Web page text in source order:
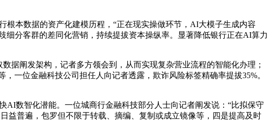
本数据的资产化建模历程，“正在现实操做环节，AI大模子生成内容
分客群的差同化营销，持续提拔资本操纵率。显著降低银行正在AI算力
阐发架构，记者多方领会到，从而实现复杂营业流程的智能化办理；
一位金融科技公司担任人向记者透露，欺诈风险标签精确率提拔35%。
数智化潜能。一位城商行金融科技部分人士向记者阐发说：“比拟保守
益普遍，包罗但不限于转载、摘编、复制或成立镜像等，四是提高及时